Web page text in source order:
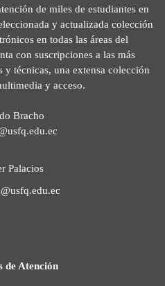
de miles de estudiantes en
y actualizada colección
en todas las áreas del
con suscripciones a las más
técnicas, una extensa colección
y acceso.
Bracho
Palacios
de Atención